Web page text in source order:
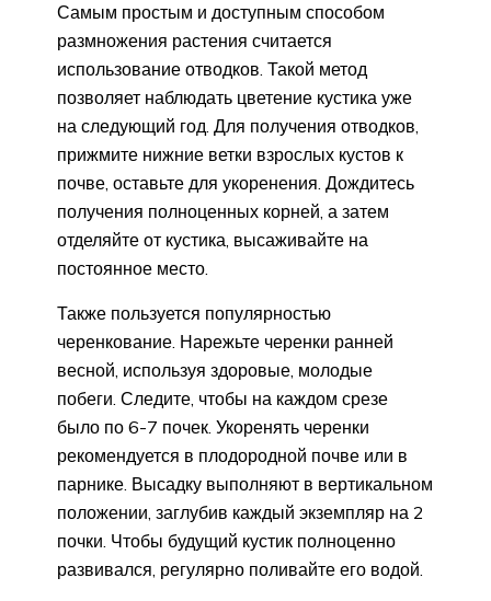
Самым простым и доступным способом
размножения растения считается
использование отводков. Такой метод
позволяет наблюдать цветение кустика уже
на следующий год. Для получения отводков,
прижмите нижние ветки взрослых кустов к
почве, оставьте для укоренения. Дождитесь
получения полноценных корней, а затем
отделяйте от кустика, высаживайте на
постоянное место.
Также пользуется популярностью
черенкование. Нарежьте черенки ранней
весной, используя здоровые, молодые
побеги. Следите, чтобы на каждом срезе
было по 6-7 почек. Укоренять черенки
рекомендуется в плодородной почве или в
парнике. Высадку выполняют в вертикальном
положении, заглубив каждый экземпляр на 2
почки. Чтобы будущий кустик полноценно
развивался, регулярно поливайте его водой.